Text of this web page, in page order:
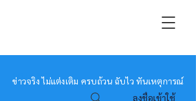
หมอข่าว
ข่าวจริง ไม่แต่งเติม ครบถ้วน ฉับไว ทันเหตุการณ์
ลงชื่อเข้าใช้